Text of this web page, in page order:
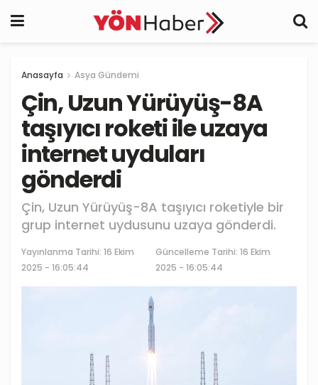
Anasayfa Asya Gündemi
Çin, Uzun Yürüyüş-8A
taşıyıcı roketi ile uzaya
internet uyduları
gönderdi
Çin, Uzun Yürüyüş-8A taşıyıcı roketiyle bir
grup internet uydusunu uzaya gönderdi.
Yayınlanma Tarihi: 16 Ekim
2025 - 16:05:44
Güncelleme Tarihi: 16 Ekim
2025 - 16:05:44